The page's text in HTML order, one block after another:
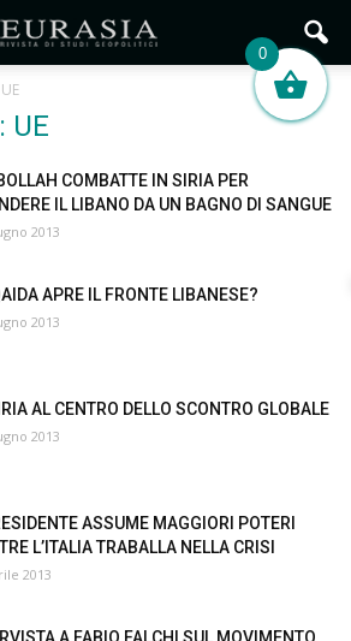
UE
UE
COMBATTE IN SIRIA PER
IL LIBANO DA UN BAGNO DI SANGUE
2013
APRE IL FRONTE LIBANESE?
2013
AL CENTRO DELLO SCONTRO GLOBALE
2013
ASSUME MAGGIORI POTERI
L’ITALIA TRABALLA NELLA CRISI
2013
0